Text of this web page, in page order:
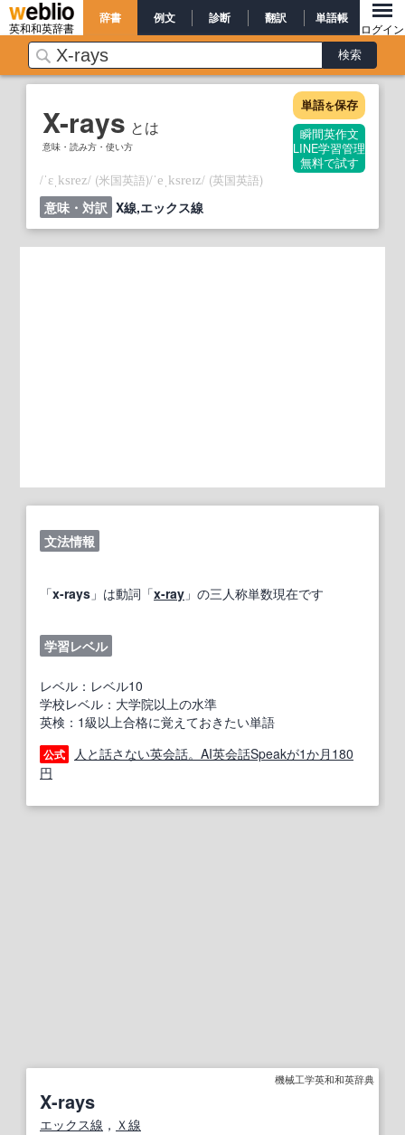
英和和英辞書
辞書 例文 診断 翻訳 単語帳
ログイン
X-rays とは
意味・読み方・使い方
単語を保存
瞬間英作文
LINE学習管理
無料で試す
/ˈɛˌksrez/ (米国英語)/ˈeˌksreɪz/ (英国英語)
意味・対訳 X線,エックス線
文法情報
「x-rays 」は動詞「x-ray 」の三人称単数現在です
学習レベル
レベル：レベル10
学校レベル：大学院以上の水準
英検：1級以上合格に覚えておきたい単語
公式
人と話さない英会話。AI英会話Speakが1か月180
円
機械工学英和和英辞典
X-rays
エックス線 ， Ｘ線